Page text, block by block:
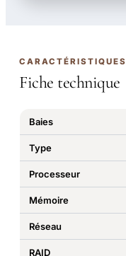
CARACTÉRISTIQUES
Fiche technique
Baies
Type
Processeur
Mémoire
Réseau
RAID